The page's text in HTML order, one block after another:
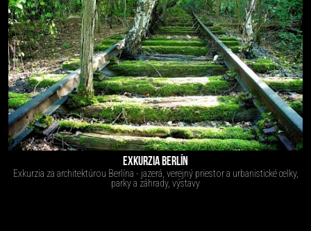
EXKURZIA BERLÍN
Exkurzia za architektúrou Berlína - jazerá, verejný priestor a urbanistické celky,
parky a záhrady, výstavy